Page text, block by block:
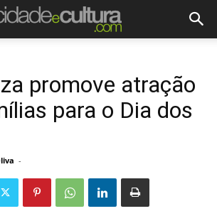
promove atração
para o Dia dos
-